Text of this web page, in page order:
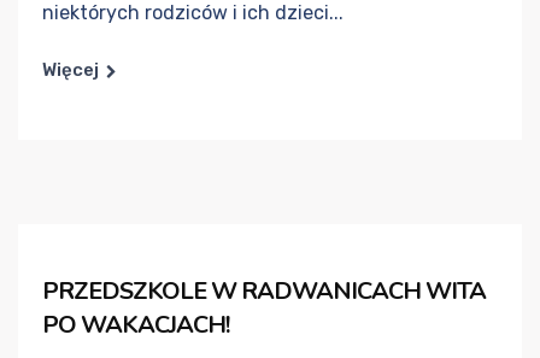
niektórych rodziców i ich dzieci...
Więcej
PRZEDSZKOLE W RADWANICACH WITA
PO WAKACJACH!